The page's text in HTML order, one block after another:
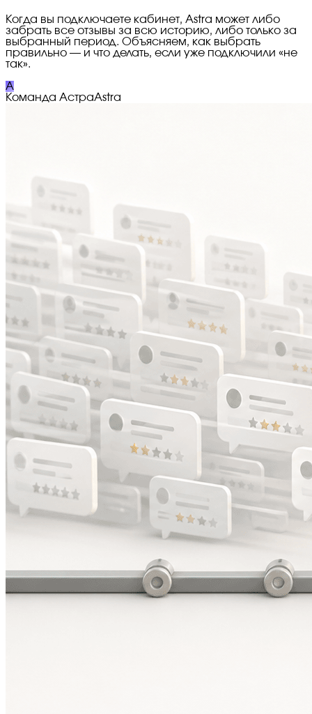
Когда вы подключаете кабинет, Astra может либо
забрать все отзывы за всю историю, либо только за
выбранный период. Объясняем, как выбрать
правильно — и что делать, если уже подключили «не
так».
A
Команда АстраAstra